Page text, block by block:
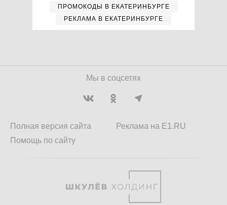
ПРОМОКОДЫ В ЕКАТЕРИНБУРГЕ
РЕКЛАМА В ЕКАТЕРИНБУРГЕ
Мы в соцсетях
Полная версия сайта
Помощь по сайту
Реклама на E1.RU